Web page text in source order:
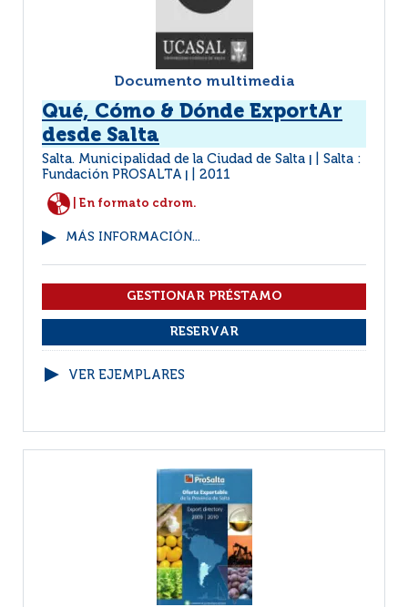
Documento multimedia
Qué, Cómo & Dónde ExportAr
desde Salta
Salta. Municipalidad de la Ciudad de Salta
Salta :
Fundación PROSALTA
2011
| En formato cdrom.
MÁS INFORMACIÓN...
VER EJEMPLARES